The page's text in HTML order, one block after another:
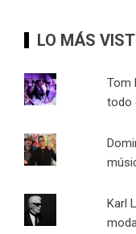
LO MÁS
Tom
todo
Karl